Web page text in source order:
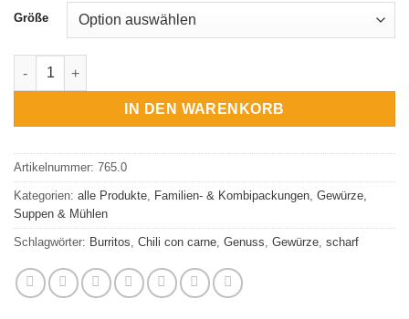
Größe
Jalapeno rot, Naturgewürz pur Menge
IN DEN WARENKORB
Artikelnummer: 765.0
Kategorien: alle Produkte, Familien- & Kombipackungen, Gewürze,
Suppen & Mühlen
Schlagwörter: Burritos, Chili con carne, Genuss, Gewürze, scharf